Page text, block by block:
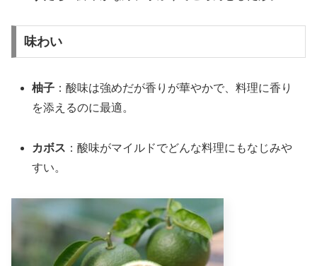
味わい
柚子 ：酸味は強めだが香りが華やかで、料理に香り
を添えるのに最適。
カボス ：酸味がマイルドでどんな料理にもなじみや
すい。